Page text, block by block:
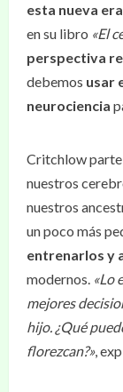
esta nueva
en su libro «El
perspectiva
debemos usar
neurociencia
Critchlow parte
nuestros
nuestros
un poco más
entrenarlos y
modernos. «Lo
mejores
hijo. ¿Qué
florezcan?»,